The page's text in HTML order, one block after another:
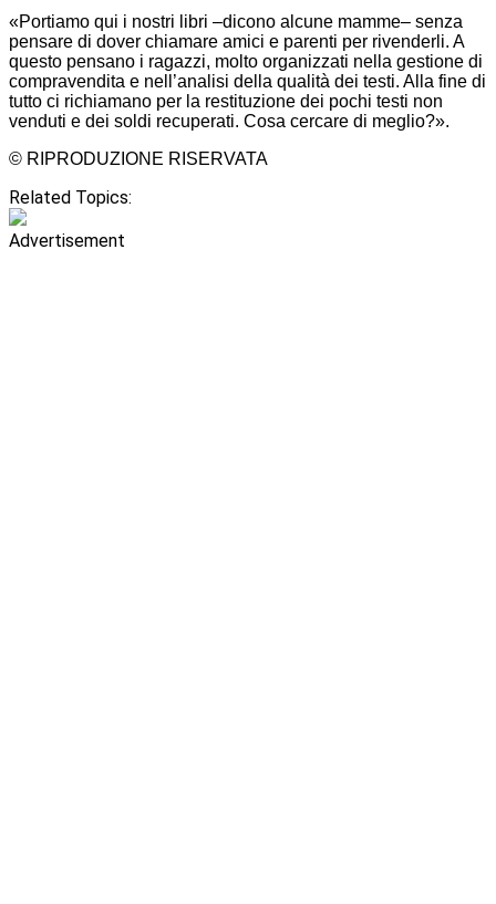
«Portiamo qui i nostri libri –dicono alcune mamme– senza
pensare di dover chiamare amici e parenti per rivenderli. A
questo pensano i ragazzi, molto organizzati nella gestione di
compravendita e nell’analisi della qualità dei testi. Alla fine di
tutto ci richiamano per la restituzione dei pochi testi non
venduti e dei soldi recuperati. Cosa cercare di meglio?».
© RIPRODUZIONE RISERVATA
Related Topics:
Advertisement